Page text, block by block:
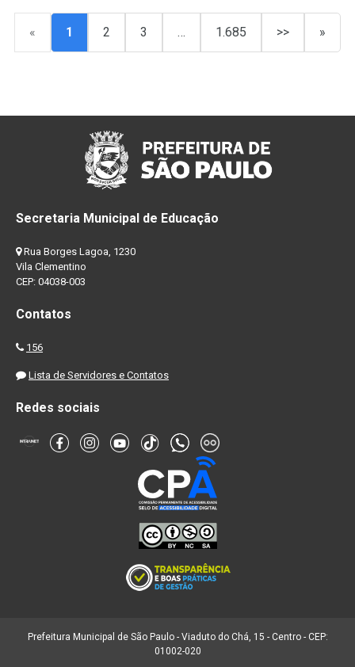
« 1 2 3 … 1.685 >> »
Secretaria Municipal de Educação
Rua Borges Lagoa, 1230
Vila Clementino
CEP: 04038-003
Contatos
156
Lista de Servidores e Contatos
Redes sociais
Prefeitura Municipal de São Paulo - Viaduto do Chá, 15 - Centro - CEP:
01002-020